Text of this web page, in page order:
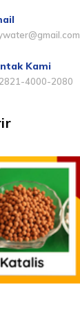
Kami
4000-2080